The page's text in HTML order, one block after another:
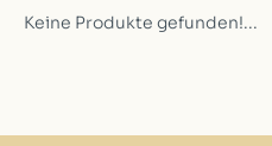
Keine Produkte gefunden!...